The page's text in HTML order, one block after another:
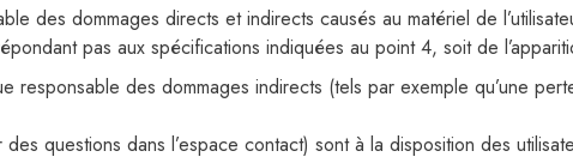
des dommages directs et indirects causés au matériel de
pas aux spécifications indiquées au point 4, soit de
des dommages indirects (tels par exemple qu’une
questions dans l’espace contact) sont à la disposition des